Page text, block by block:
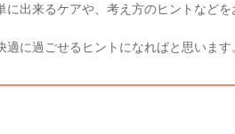
に出来るケアや、考え方のヒントなどを
適に過ごせるヒントになればと思います